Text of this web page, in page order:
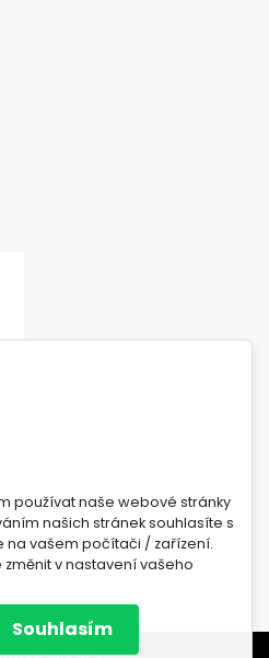
používat naše webové stránky
našich stránek souhlasíte s
na vašem počítači / zařízení.
v nastavení vašeho
Souhlasím